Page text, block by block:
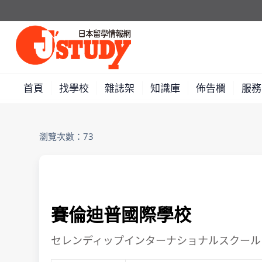
首頁 找學校 雜誌架 知識庫 佈告欄 服
瀏覽次數：73
賽倫迪普國際學校
セレンディップインターナショナルスクール